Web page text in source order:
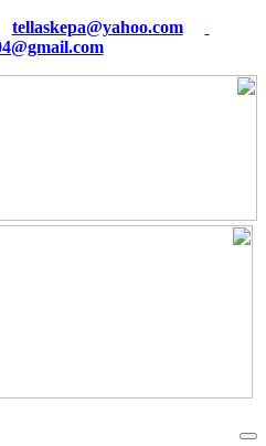
tellaskepa@yahoo.com